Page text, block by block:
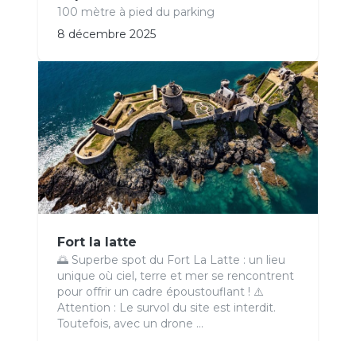
100 mètre à pied du parking
8 décembre 2025
Fort la latte
🌅 Superbe spot du Fort La Latte : un lieu
unique où ciel, terre et mer se rencontrent
pour offrir un cadre époustouflant ! ⚠️
Attention : Le survol du site est interdit.
Toutefois, avec un drone ...